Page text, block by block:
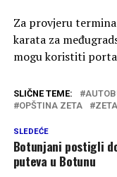
Za provjeru
karata za
mogu koristiti
SLIČNE TEME:
OPŠTINA ZETA
SLEDEĆE
Botunjani postigli
puteva u Botunu